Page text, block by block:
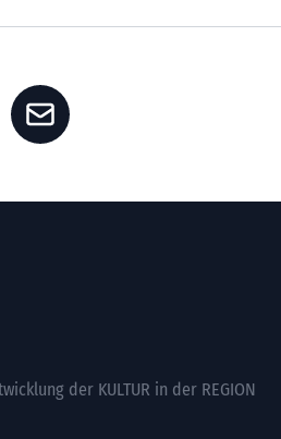
der KULTUR in der REGION